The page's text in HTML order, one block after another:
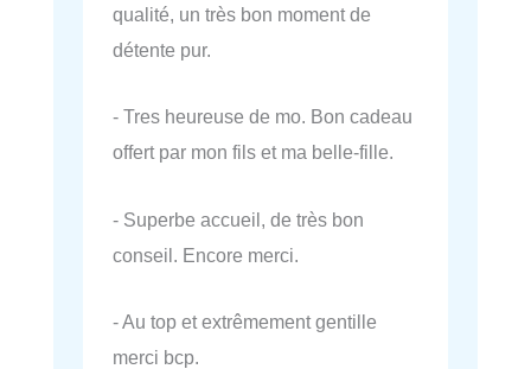
qualité, un très bon moment de
détente pur.
- Tres heureuse de mo. Bon cadeau
offert par mon fils et ma belle-fille.
- Superbe accueil, de très bon
conseil. Encore merci.
- Au top et extrêmement gentille
merci bcp.